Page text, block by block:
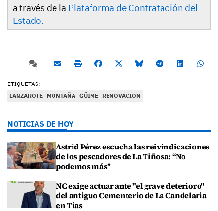
a través de la Plataforma de Contratación del
Estado.
ETIQUETAS:
LANZAROTE MONTAÑA GÜIME RENOVACION
NOTICIAS DE HOY
Astrid Pérez escucha las reivindicaciones
de los pescadores de La Tiñosa: “No
podemos más”
NC exige actuar ante "el grave deterioro"
del antiguo Cementerio de La Candelaria
en Tías